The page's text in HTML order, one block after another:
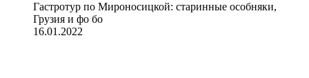
Гастротур по Мироносицкой: старинные особняки,
Грузия и фо бо
16.01.2022